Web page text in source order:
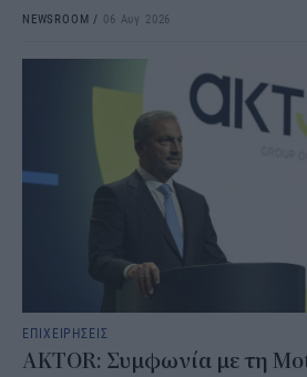
NEWSROOM / 06 Αυγ 2026
ΕΠΙΧΕΙΡΗΣΕΙΣ
AKTOR: Συμφωνία με τη